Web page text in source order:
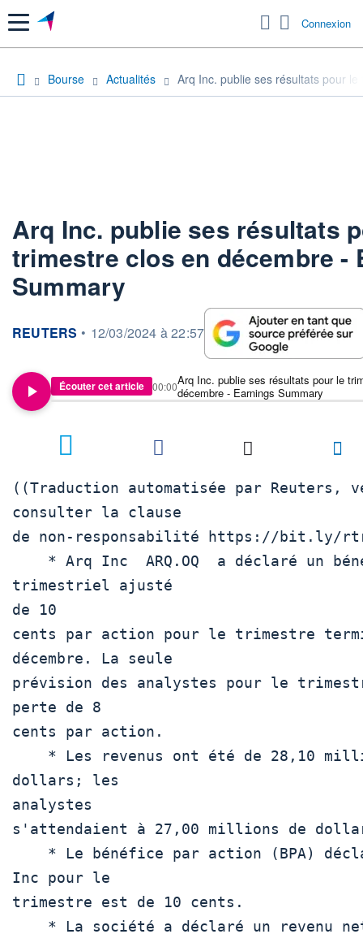
Menu Connexion
Bourse Actualités Arq Inc. publie ses résultats pour
Arq Inc. publie ses résultats
trimestre clos en décembre -
Summary
information fournie par
REUTERS • 12/03/2024 à 22:57
Écouter cet article
Arq Inc. publie ses résultats pour le
décembre - Earnings Summary
00:00
((Traduction automatisée par Reuters,
consulter la clause
de non-responsabilité https://bit.ly/
trimestriel ajusté
de 10
cents par action pour le trimestre
décembre. La seule
prévision des analystes pour le
perte de 8
cents par action.
dollars; les
analystes
s'attendaient à 27,00 millions de
Inc pour le
trimestre est de 10 cents.